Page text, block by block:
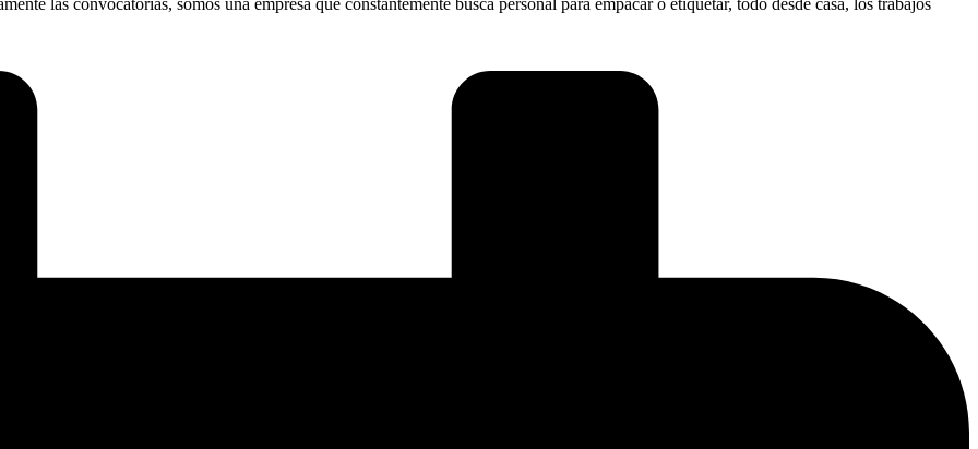
las convocatorias, somos una empresa que constantemente busca personal para empacar o etiquetar, todo desde casa, los trabajos